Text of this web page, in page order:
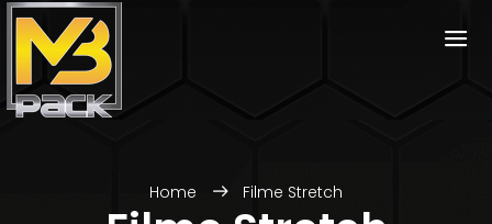
Home Filme Stretch